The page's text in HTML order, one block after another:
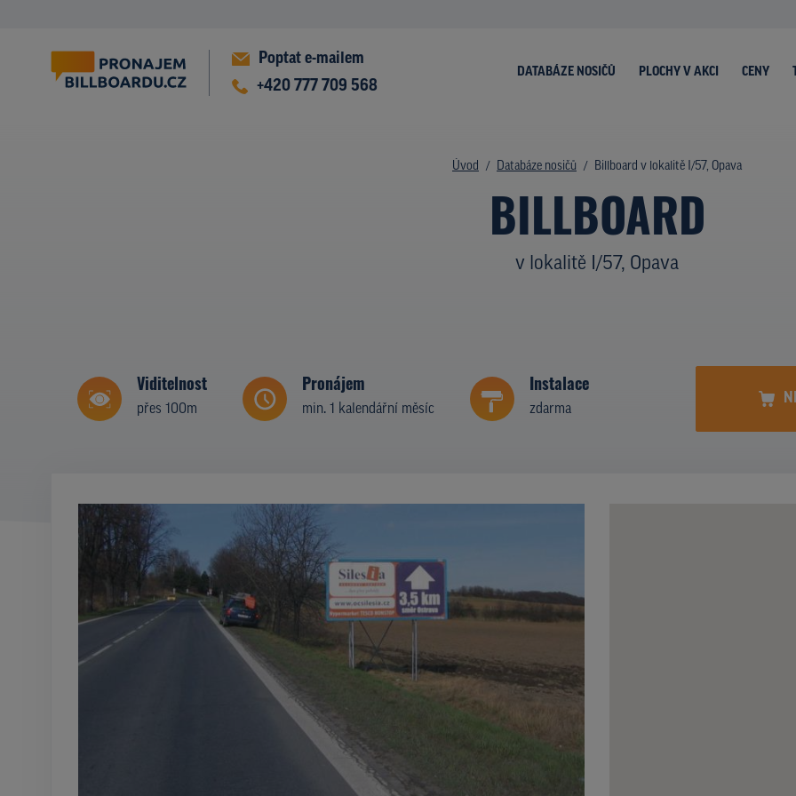
Poptat e-mailem
+420 777 709 568
DATABÁZE NOSIČŮ PLOCHY V AKCI CENY
Úvod Databáze nosičů Billboard v lokalitě I/57, Opava
BILLBOARD
v lokalitě I/57, Opava
Viditelnost
přes 100m
Pronájem
min. 1 kalendářní měsíc
Instalace
zdarma